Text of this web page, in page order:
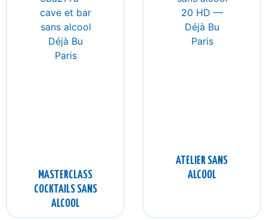
MASTERCLASS
COCKTAILS SANS
ALCOOL
ATELIER SANS
ALCOOL